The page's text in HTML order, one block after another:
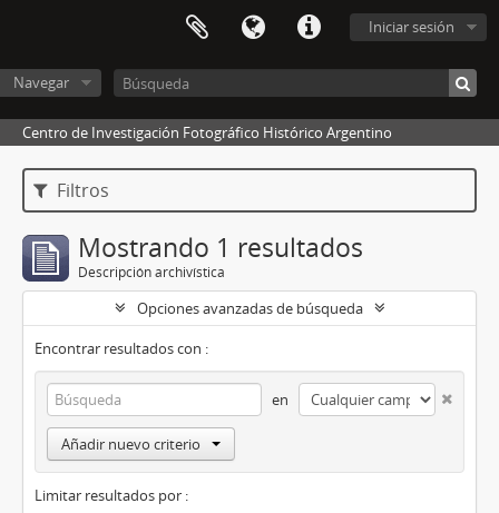
Iniciar sesión
Navegar
Centro de Investigación Fotográfico Histórico Argentino
Filtros
Mostrando 1 resultados
Descripción archivística
Opciones avanzadas de búsqueda
Encontrar resultados con :
en
Añadir nuevo criterio
Limitar resultados por :